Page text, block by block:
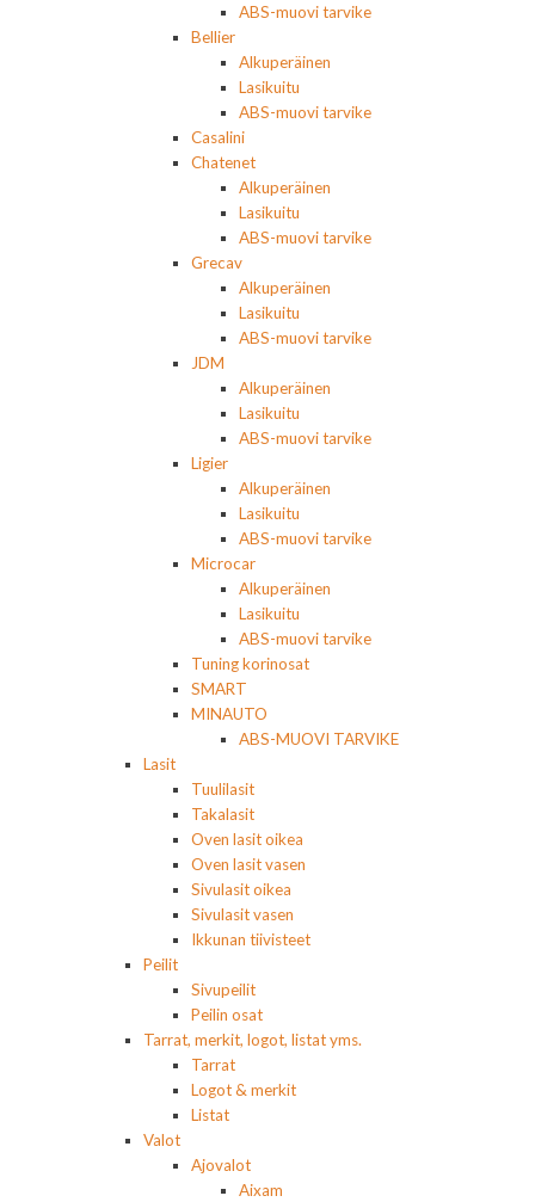
ABS-muovi tarvike
Bellier
Alkuperäinen
Lasikuitu
ABS-muovi tarvike
Casalini
Chatenet
Alkuperäinen
Lasikuitu
ABS-muovi tarvike
Grecav
Alkuperäinen
Lasikuitu
ABS-muovi tarvike
JDM
Alkuperäinen
Lasikuitu
ABS-muovi tarvike
Ligier
Alkuperäinen
Lasikuitu
ABS-muovi tarvike
Microcar
Alkuperäinen
Lasikuitu
ABS-muovi tarvike
Tuning korinosat
SMART
MINAUTO
ABS-MUOVI TARVIKE
Lasit
Tuulilasit
Takalasit
Oven lasit oikea
Oven lasit vasen
Sivulasit oikea
Sivulasit vasen
Ikkunan tiivisteet
Peilit
Sivupeilit
Peilin osat
Tarrat, merkit, logot, listat yms.
Tarrat
Logot & merkit
Listat
Valot
Ajovalot
Aixam